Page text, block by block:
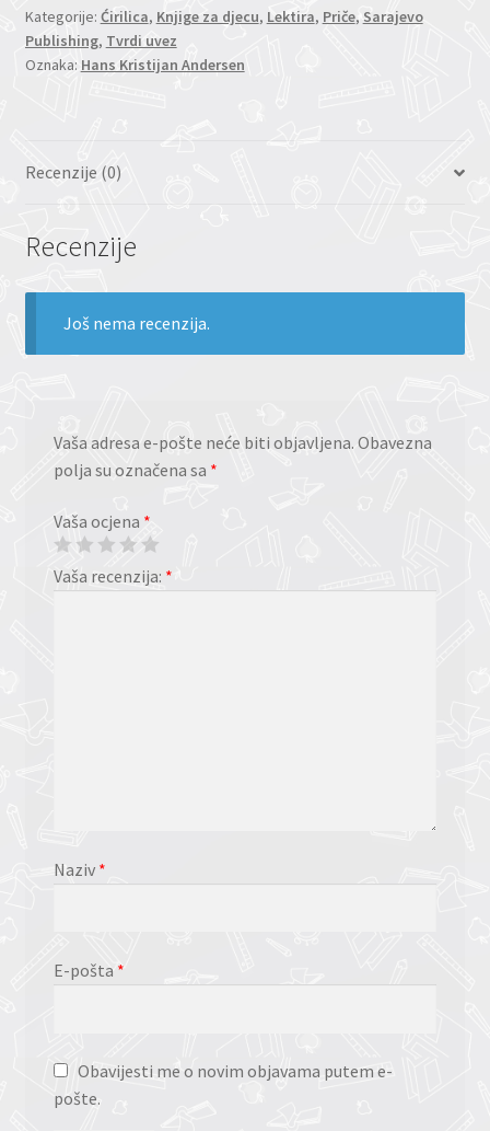
Kategorije: Ćirilica, Knjige za djecu, Lektira, Priče, Sarajevo
Publishing, Tvrdi uvez
Oznaka: Hans Kristijan Andersen
Recenzije (0)
Recenzije
Još nema recenzija.
Vaša adresa e-pošte neće biti objavljena. Obavezna
polja su označena sa *
Vaša ocjena *
Vaša recenzija: *
Naziv *
E-pošta *
Obavijesti me o novim objavama putem e-
pošte.